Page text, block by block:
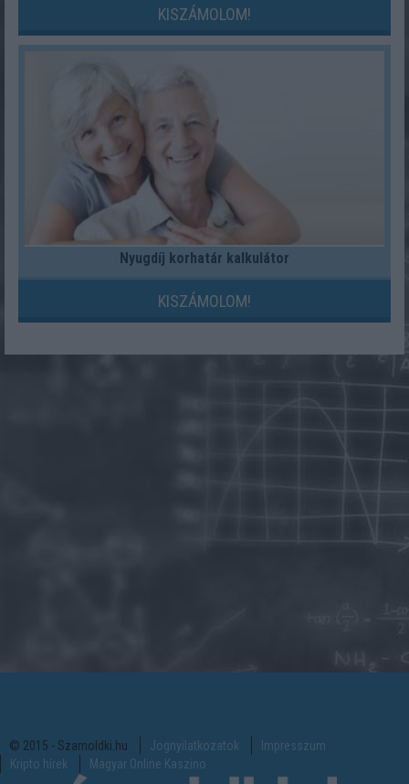
KISZÁMOLOM!
Nyugdíj korhatár kalkulátor
KISZÁMOLOM!
© 2015 - Szamoldki.hu Jognyilatkozatok
Impresszum
Kripto hírek
Magyar Online Kaszino